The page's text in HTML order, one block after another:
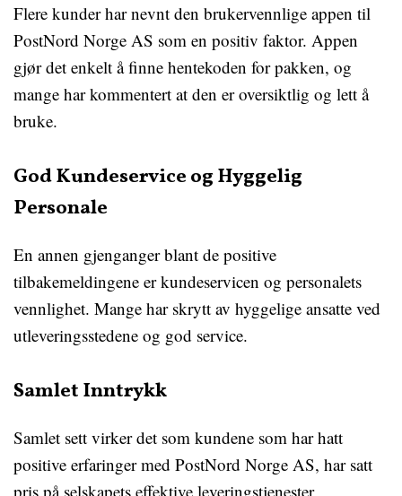
Flere kunder har nevnt den brukervennlige appen til
PostNord Norge AS som en positiv faktor. Appen
gjør det enkelt å finne hentekoden for pakken, og
mange har kommentert at den er oversiktlig og lett å
bruke.
God Kundeservice og Hyggelig
Personale
En annen gjenganger blant de positive
tilbakemeldingene er kundeservicen og personalets
vennlighet. Mange har skrytt av hyggelige ansatte ved
utleveringsstedene og god service.
Samlet Inntrykk
Samlet sett virker det som kundene som har hatt
positive erfaringer med PostNord Norge AS, har satt
pris på selskapets effektive leveringstjenester,